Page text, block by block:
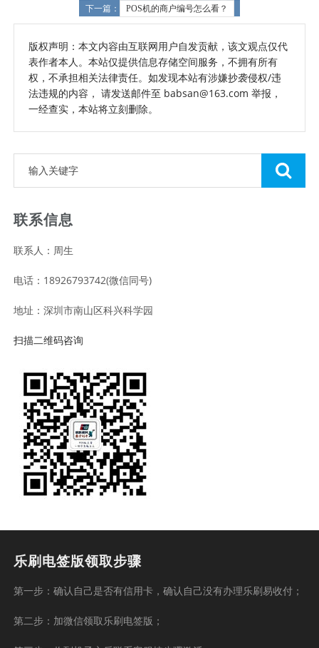
下一篇：
POS机的商户编号怎么看？
版权声明：本文内容由互联网用户自发贡献，该文观点仅代
表作者本人。本站仅提供信息存储空间服务，不拥有所有
权，不承担相关法律责任。如发现本站有涉嫌抄袭侵权/违
法违规的内容， 请发送邮件至 babsan@163.com 举报，
一经查实，本站将立刻删除。
联系信息
联系人：周生
电话：18926793742(微信同号)
地址：深圳市南山区科兴科学园
扫描二维码咨询
乐刷电签版领取步骤
第一步：确认自己是否有信用卡，确认自己没有办理乐刷易收付；
第二步：加微信领取乐刷电签版；